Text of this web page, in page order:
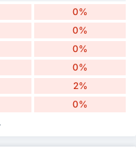
0%
0%
0%
0%
2%
0%